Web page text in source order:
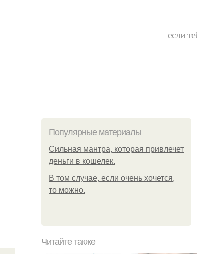
если
Популярные материалы
Сильная мантра, которая привлечет
деньги в кошелек.
В том случае, если очень хочется,
то можно.
Читайте также